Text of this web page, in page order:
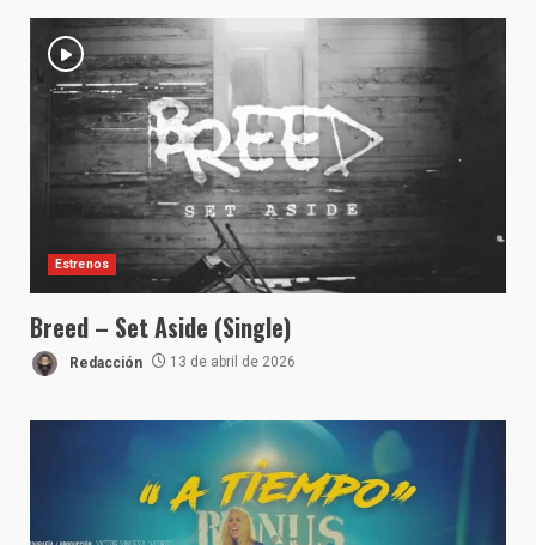
Estrenos
Breed – Set Aside (Single)
Redacción 13 de abril de 2026